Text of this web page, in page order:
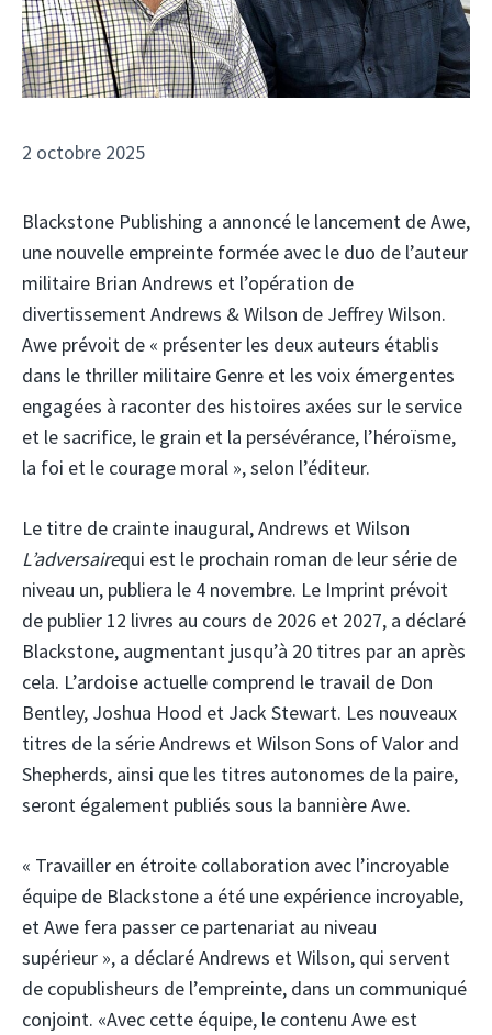
2 octobre 2025
Blackstone Publishing a annoncé le lancement de Awe,
une nouvelle empreinte formée avec le duo de l’auteur
militaire Brian Andrews et l’opération de
divertissement Andrews & Wilson de Jeffrey Wilson.
Awe prévoit de « présenter les deux auteurs établis
dans le thriller militaire Genre et les voix émergentes
engagées à raconter des histoires axées sur le service
et le sacrifice, le grain et la persévérance, l’héroïsme,
la foi et le courage moral », selon l’éditeur.
Le titre de crainte inaugural, Andrews et Wilson
L’adversairequi est le prochain roman de leur série de
niveau un, publiera le 4 novembre. Le Imprint prévoit
de publier 12 livres au cours de 2026 et 2027, a déclaré
Blackstone, augmentant jusqu’à 20 titres par an après
cela. L’ardoise actuelle comprend le travail de Don
Bentley, Joshua Hood et Jack Stewart. Les nouveaux
titres de la série Andrews et Wilson Sons of Valor and
Shepherds, ainsi que les titres autonomes de la paire,
seront également publiés sous la bannière Awe.
« Travailler en étroite collaboration avec l’incroyable
équipe de Blackstone a été une expérience incroyable,
et Awe fera passer ce partenariat au niveau
supérieur », a déclaré Andrews et Wilson, qui servent
de copublisheurs de l’empreinte, dans un communiqué
conjoint. «Avec cette équipe, le contenu Awe est